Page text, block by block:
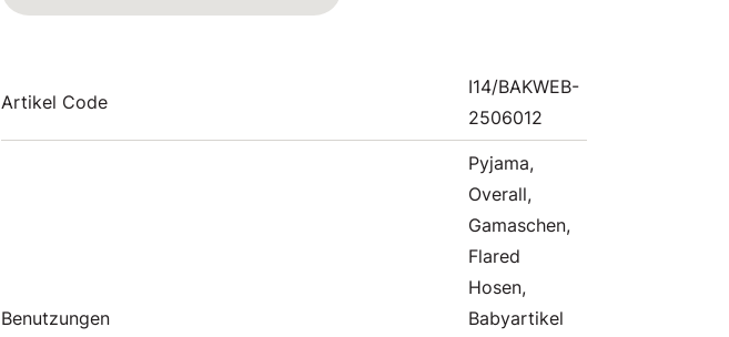
Artikel Code
I14/BAKWEB-
2506012
Benutzungen
Pyjama,
Overall,
Gamaschen,
Flared
Hosen,
Babyartikel